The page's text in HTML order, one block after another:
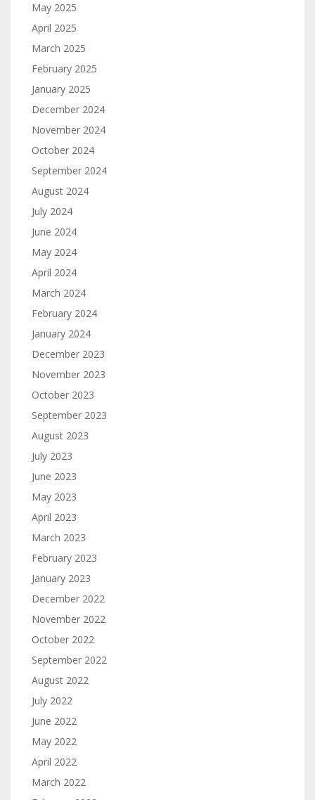
May 2025
April 2025
March 2025
February 2025
January 2025
December 2024
November 2024
October 2024
September 2024
August 2024
July 2024
June 2024
May 2024
April 2024
March 2024
February 2024
January 2024
December 2023
November 2023
October 2023
September 2023
August 2023
July 2023
June 2023
May 2023
April 2023
March 2023
February 2023
January 2023
December 2022
November 2022
October 2022
September 2022
August 2022
July 2022
June 2022
May 2022
April 2022
March 2022